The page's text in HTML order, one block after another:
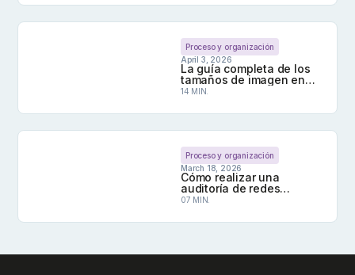
Proceso y organización
April 3, 2026
La guía completa de los
tamaños de imagen en
redes sociales para 2026
14 MIN.
Proceso y organización
March 18, 2026
Cómo realizar una
auditoría de redes
sociales para varios
07 MIN.